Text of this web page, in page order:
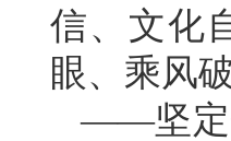
信、文化
眼、乘风
——坚定